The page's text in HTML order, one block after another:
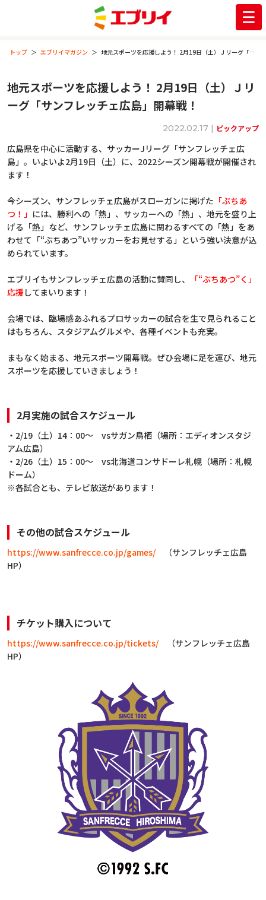
トップ エブリイマガジン 地元スポーツを応援しよう！ 2月19日（土）Ｊリーグ「サンフレッチェ広島」開幕戦！
地元スポーツを応援しよう！ 2月19日（土）Ｊリ
ーグ「サンフレッチェ広島」開幕戦！
2022.02.17 | ピックアップ
広島県を中心に活動する、サッカーJリーグ「サンフレッチェ広
島」。いよいよ2月19日（土）に、2022シーズン開幕戦が開催され
ます！
今シーズン、サンフレッチェ広島がスローガンに掲げた 「ぶちあ
つ！」 には、勝利への「熱」、サッカーへの「熱」、地元を盛り上
げる「熱」など、サンフレッチェ広島に関わるすべての「熱」をあ
わせて「“ぶちあつ”いサッカーをお見せする」という強い決意が込
められています。
エブリイもサンフレッチェ広島の活動に賛同し、
「“ぶちあつ”く」
応援してまいります！
会場では、臨場感あふれるプロサッカーの試合を生で見られること
はもちろん、スタジアムグルメや、各種イベントも充実。
まもなく始まる、地元スポーツ開幕戦。ぜひ会場に足を運び、地元
スポーツを応援していきましょう！
2月実施の試合スケジュール
・2/19（土）14：00～ vsサガン鳥栖（場所：エディオンスタジ
アム広島）
・2/26（土）15：00～ vs北海道コンサドーレ札幌（場所：札幌
ドーム）
※各試合とも、テレビ放送があります！
その他の試合スケジュール
https://www.sanfrecce.co.jp/games/ （サンフレッチェ広島
HP）
チケット購入について
https://www.sanfrecce.co.jp/tickets/ （サンフレッチェ広島
HP）